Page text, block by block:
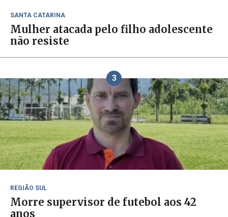
SANTA CATARINA
Mulher atacada pelo filho adolescente
não resiste
3
REGIÃO SUL
Morre supervisor de futebol aos 42
anos